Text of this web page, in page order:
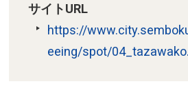
サイトURL
https://
eeing/spot/